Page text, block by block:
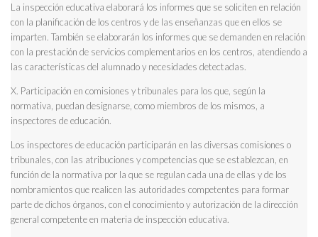
La inspección educativa elaborará los informes que se soliciten en relación
con la planificación de los centros y de las enseñanzas que en ellos se
imparten. También se elaborarán los informes que se demanden en relación
con la prestación de servicios complementarios en los centros, atendiendo a
las características del alumnado y necesidades detectadas.
X. Participación en comisiones y tribunales para los que, según la
normativa, puedan designarse, como miembros de los mismos, a
inspectores de educación.
Los inspectores de educación participarán en las diversas comisiones o
tribunales, con las atribuciones y competencias que se establezcan, en
función de la normativa por la que se regulan cada una de ellas y de los
nombramientos que realicen las autoridades competentes para formar
parte de dichos órganos, con el conocimiento y autorización de la dirección
general competente en materia de inspección educativa.